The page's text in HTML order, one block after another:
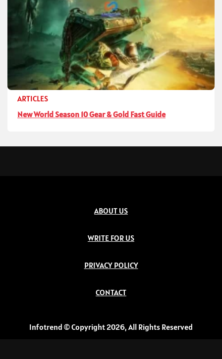
ARTICLES
New World Season 10 Gear & Gold Fast Guide
ABOUT US
WRITE FOR US
PRIVACY POLICY
CONTACT
Infotrend © Copyright 2026, All Rights Reserved